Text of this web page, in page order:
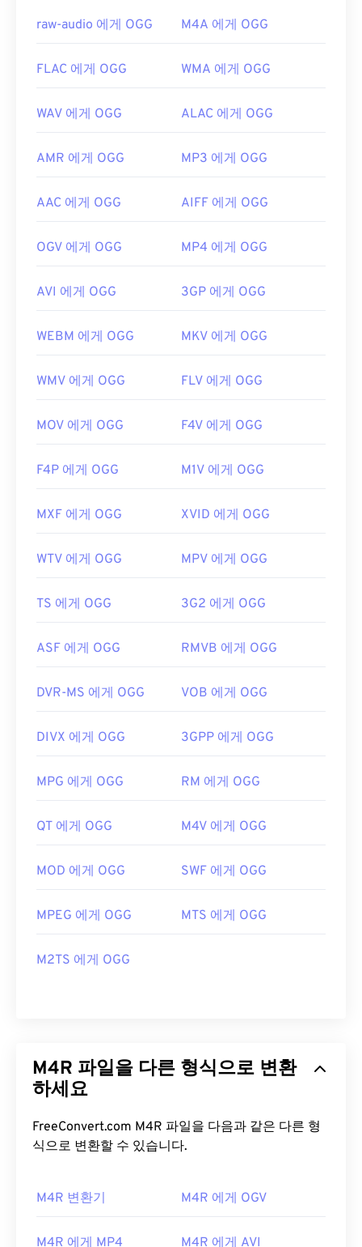
raw-audio 에게 OGG M4A 에게 OGG
FLAC 에게 OGG WMA 에게 OGG
WAV 에게 OGG ALAC 에게 OGG
AMR 에게 OGG MP3 에게 OGG
AAC 에게 OGG AIFF 에게 OGG
OGV 에게 OGG MP4 에게 OGG
AVI 에게 OGG 3GP 에게 OGG
WEBM 에게 OGG MKV 에게 OGG
WMV 에게 OGG FLV 에게 OGG
MOV 에게 OGG F4V 에게 OGG
F4P 에게 OGG M1V 에게 OGG
MXF 에게 OGG XVID 에게 OGG
WTV 에게 OGG MPV 에게 OGG
TS 에게 OGG 3G2 에게 OGG
ASF 에게 OGG RMVB 에게 OGG
DVR-MS 에게 OGG VOB 에게 OGG
DIVX 에게 OGG 3GPP 에게 OGG
MPG 에게 OGG RM 에게 OGG
QT 에게 OGG M4V 에게 OGG
MOD 에게 OGG SWF 에게 OGG
MPEG 에게 OGG MTS 에게 OGG
M2TS 에게 OGG
M4R 파일을 다른 형식으로 변환
하세요
FreeConvert.com M4R 파일을 다음과 같은 다른 형
식으로 변환할 수 있습니다.
M4R 변환기 M4R 에게 OGV
M4R 에게 MP4 M4R 에게 AVI